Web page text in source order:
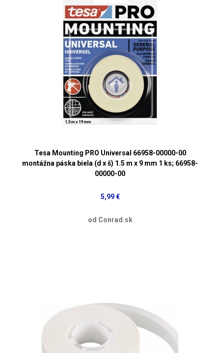
Tesa Mounting PRO Universal 66958-00000-00
montážna páska biela (d x š) 1.5 m x 9 mm 1 ks; 66958-
00000-00
5,99 €
od Conrad.sk